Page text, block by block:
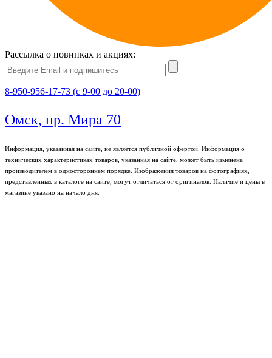
Рассылка о новинках и акциях:
8-950-956-17-73 (с 9-00 до 20-00)
Омск, пр. Мира 70
Информация, указанная на сайте, не является публичной офертой. Информация о
технических характеристиках товаров, указанная на сайте, может быть изменена
производителем в одностороннем порядке. Изображения товаров на фотографиях,
представленных в каталоге на сайте, могут отличаться от оригиналов. Наличие и цены в
магазине указано на начало дня.